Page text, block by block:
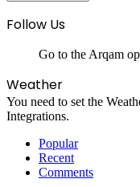
Follow Us
Go to the Arqam
Weather
You need to set the
Integrations.
Popular
Recent
Comments